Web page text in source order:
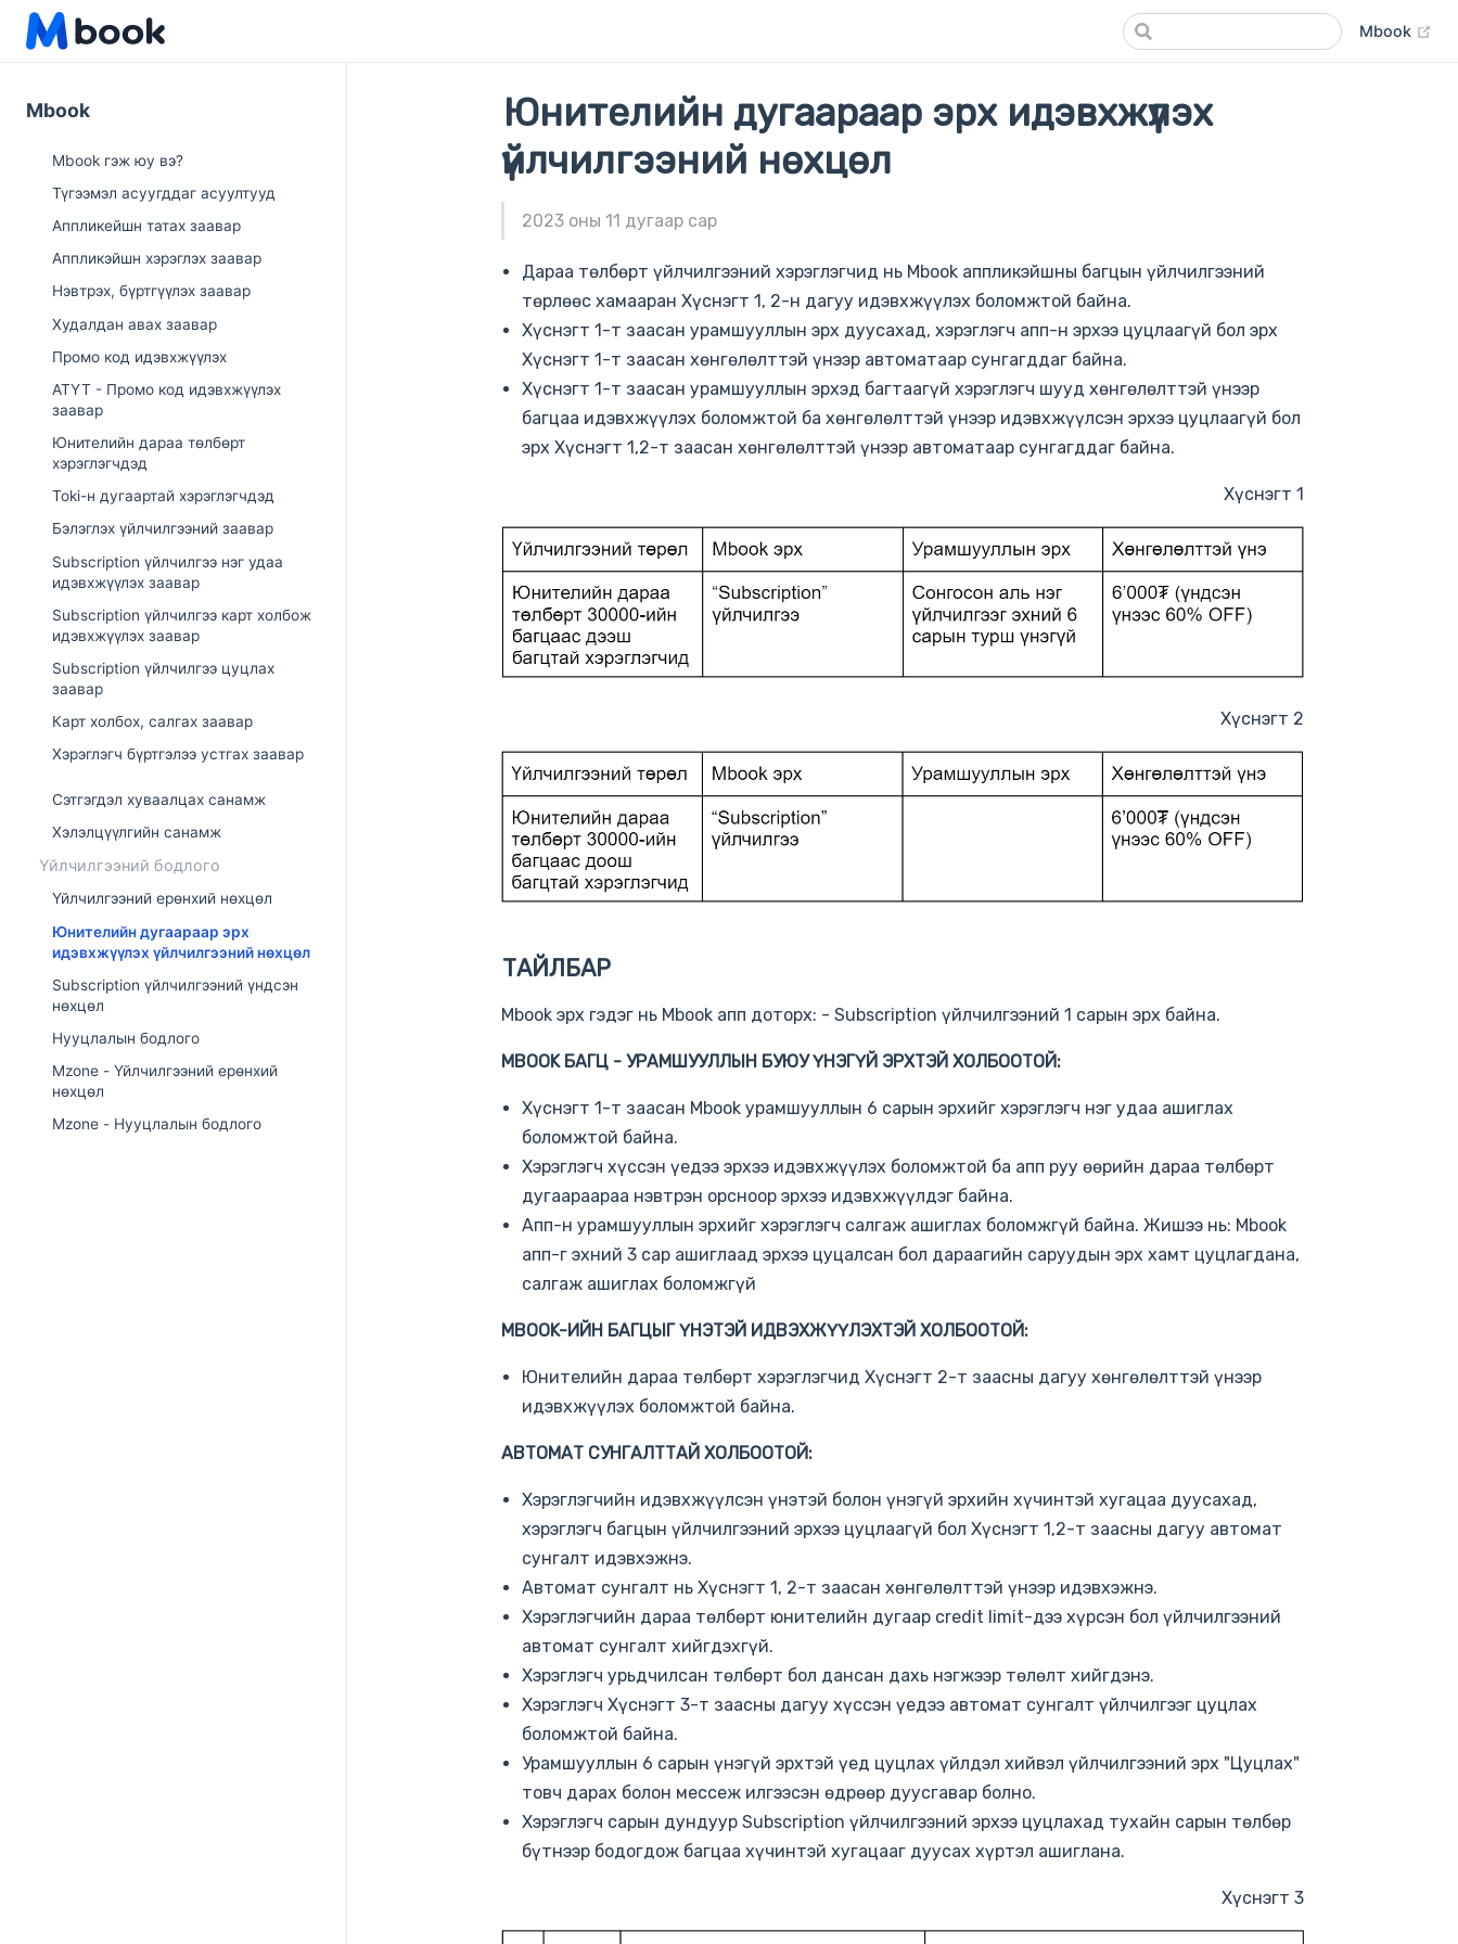
Mbook
Mbook
Mbook гэж юу вэ?
Түгээмэл асуугддаг асуултууд
Аппликейшн татах заавар
Аппликэйшн хэрэглэх заавар
Нэвтрэх, бүртгүүлэх заавар
Худалдан авах заавар
Промо код идэвхжүүлэх
АТҮТ - Промо код идэвхжүүлэх
заавар
Юнителийн дараа төлбөрт
хэрэглэгчдэд
Toki-н дугаартай хэрэглэгчдэд
Бэлэглэх үйлчилгээний заавар
Subscription үйлчилгээ нэг удаа
идэвхжүүлэх заавар
Subscription үйлчилгээ карт холбож
идэвхжүүлэх заавар
Subscription үйлчилгээ цуцлах
заавар
Карт холбох, салгах заавар
Хэрэглэгч бүртгэлээ устгах заавар
Сэтгэгдэл хуваалцах санамж
Хэлэлцүүлгийн санамж
Үйлчилгээний бодлого
Үйлчилгээний ерөнхий нөхцөл
Юнителийн дугаараар эрх
идэвхжүүлэх үйлчилгээний нөхцөл
Subscription үйлчилгээний үндсэн
нөхцөл
Нууцлалын бодлого
Mzone - Үйлчилгээний ерөнхий
нөхцөл
Mzone - Нууцлалын бодлого
Юнителийн дугаараар эрх идэвхжүүлэх
үйлчилгээний нөхцөл
2023 оны 11 дугаар сар
Дараа төлбөрт үйлчилгээний хэрэглэгчид нь Mbook аппликэйшны багцын үйлчилгээний
төрлөөс хамааран Хүснэгт 1, 2-н дагуу идэвхжүүлэх боломжтой байна.
Хүснэгт 1-т заасан урамшууллын эрх дуусахад, хэрэглэгч апп-н эрхээ цуцлаагүй бол эрх
Хүснэгт 1-т заасан хөнгөлөлттэй үнээр автоматаар сунгагддаг байна.
Хүснэгт 1-т заасан урамшууллын эрхэд багтаагүй хэрэглэгч шууд хөнгөлөлттэй үнээр
багцаа идэвхжүүлэх боломжтой ба хөнгөлөлттэй үнээр идэвхжүүлсэн эрхээ цуцлаагүй бол
эрх Хүснэгт 1,2-т заасан хөнгөлөлттэй үнээр автоматаар сунгагддаг байна.
Хүснэгт 1
Хүснэгт 2
ТАЙЛБАР
Mbook эрх гэдэг нь Mbook апп доторх: - Subscription үйлчилгээний 1 сарын эрх байна.
MBOOK БАГЦ - УРАМШУУЛЛЫН БУЮУ ҮНЭГҮЙ ЭРХТЭЙ ХОЛБООТОЙ:
Хүснэгт 1-т заасан Mbook урамшууллын 6 сарын эрхийг хэрэглэгч нэг удаа ашиглах
боломжтой байна.
Хэрэглэгч хүссэн үедээ эрхээ идэвхжүүлэх боломжтой ба апп руу өөрийн дараа төлбөрт
дугаараараа нэвтрэн орсноор эрхээ идэвхжүүлдэг байна.
Апп-н урамшууллын эрхийг хэрэглэгч салгаж ашиглах боломжгүй байна. Жишээ нь: Mbook
апп-г эхний 3 сар ашиглаад эрхээ цуцалсан бол дараагийн саруудын эрх хамт цуцлагдана,
салгаж ашиглах боломжгүй
MBOOK-ИЙН БАГЦЫГ ҮНЭТЭЙ ИДВЭХЖҮҮЛЭХТЭЙ ХОЛБООТОЙ:
Юнителийн дараа төлбөрт хэрэглэгчид Хүснэгт 2-т заасны дагуу хөнгөлөлттэй үнээр
идэвхжүүлэх боломжтой байна.
АВТОМАТ СУНГАЛТТАЙ ХОЛБООТОЙ:
Хэрэглэгчийн идэвхжүүлсэн үнэтэй болон үнэгүй эрхийн хүчинтэй хугацаа дуусахад,
хэрэглэгч багцын үйлчилгээний эрхээ цуцлаагүй бол Хүснэгт 1,2-т заасны дагуу автомат
сунгалт идэвхэжнэ.
Автомат сунгалт нь Хүснэгт 1, 2-т заасан хөнгөлөлттэй үнээр идэвхэжнэ.
Хэрэглэгчийн дараа төлбөрт юнителийн дугаар credit limit-дээ хүрсэн бол үйлчилгээний
автомат сунгалт хийгдэхгүй.
Хэрэглэгч урьдчилсан төлбөрт бол дансан дахь нэгжээр төлөлт хийгдэнэ.
Хэрэглэгч Хүснэгт 3-т заасны дагуу хүссэн үедээ автомат сунгалт үйлчилгээг цуцлах
боломжтой байна.
Урамшууллын 6 сарын үнэгүй эрхтэй үед цуцлах үйлдэл хийвэл үйлчилгээний эрх "Цуцлах"
товч дарах болон мессеж илгээсэн өдрөөр дуусгавар болно.
Хэрэглэгч сарын дундуур Subscription үйлчилгээний эрхээ цуцлахад тухайн сарын төлбөр
бүтнээр бодогдож багцаа хүчинтэй хугацааг дуусах хүртэл ашиглана.
Хүснэгт 3